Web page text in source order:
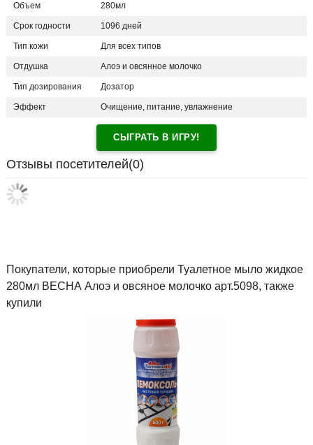
Объем 280мл
Срок годности 1096 дней
Тип кожи Для всех типов
Отдушка Алоэ и овсянное молочко
Тип дозирования Дозатор
Эффект Очищение, питание, увлажнение
СЫГРАТЬ В ИГРУ!
Отзывы посетителей(0)
Покупатели, которые приобрели Туалетное мыло жидкое
280мл ВЕСНА Алоэ и овсяное молочко арт.5098, также
купили